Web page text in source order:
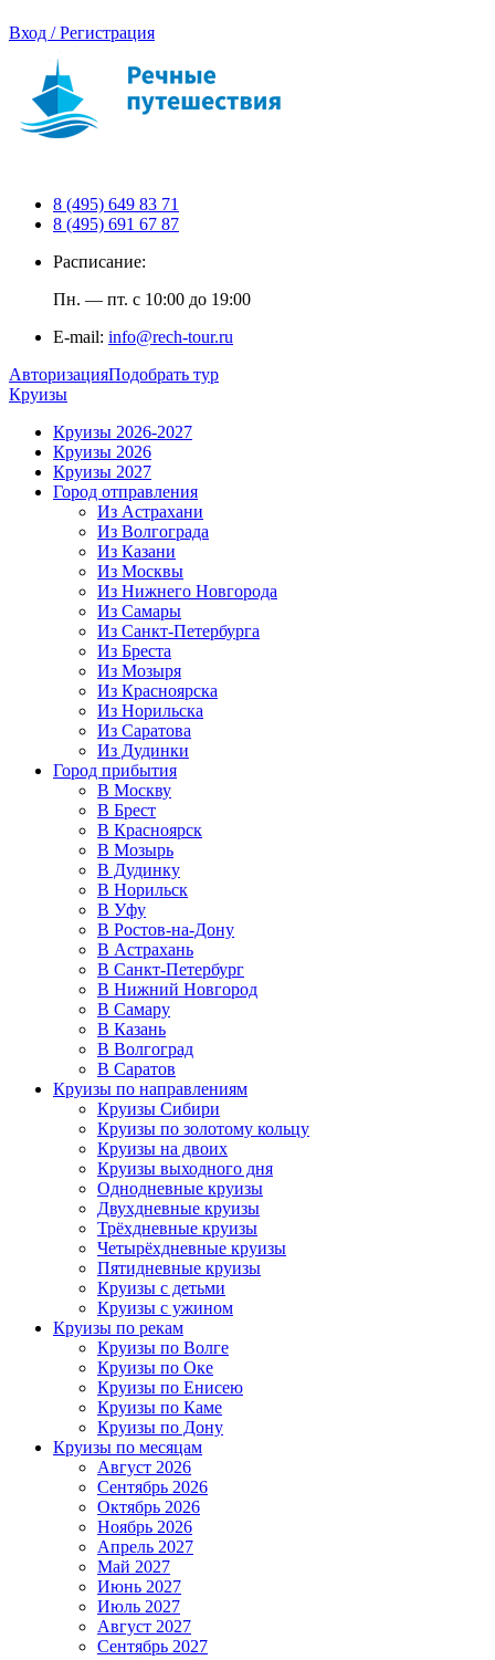
Вход / Регистрация
8 (495) 649 83 71
8 (495) 691 67 87
Расписание:
Пн. — пт. с 10:00 до 19:00
E-mail: info@rech-tour.ru
АвторизацияПодобрать тур
Круизы
Круизы 2026-2027
Круизы 2026
Круизы 2027
Город отправления
Из Астрахани
Из Волгограда
Из Казани
Из Москвы
Из Нижнего Новгорода
Из Самары
Из Санкт-Петербурга
Из Бреста
Из Мозыря
Из Красноярска
Из Норильска
Из Саратова
Из Дудинки
Город прибытия
В Москву
В Брест
В Красноярск
В Мозырь
В Дудинку
В Норильск
В Уфу
В Ростов-на-Дону
В Астрахань
В Санкт-Петербург
В Нижний Новгород
В Самару
В Казань
В Волгоград
В Саратов
Круизы по направлениям
Круизы Сибири
Круизы по золотому кольцу
Круизы на двоих
Круизы выходного дня
Однодневные круизы
Двухдневные круизы
Трёхдневные круизы
Четырёхдневные круизы
Пятидневные круизы
Круизы с детьми
Круизы с ужином
Круизы по рекам
Круизы по Волге
Круизы по Оке
Круизы по Енисею
Круизы по Каме
Круизы по Дону
Круизы по месяцам
Август 2026
Сентябрь 2026
Октябрь 2026
Ноябрь 2026
Апрель 2027
Май 2027
Июнь 2027
Июль 2027
Август 2027
Сентябрь 2027